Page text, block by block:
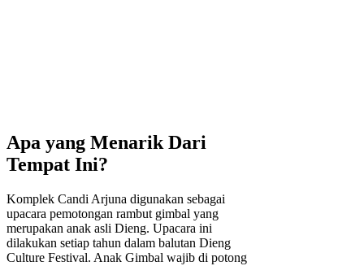
Apa yang Menarik Dari
Tempat Ini?
Komplek Candi Arjuna digunakan sebagai
upacara pemotongan rambut gimbal yang
merupakan anak asli Dieng. Upacara ini
dilakukan setiap tahun dalam balutan Dieng
Culture Festival. Anak Gimbal wajib di potong